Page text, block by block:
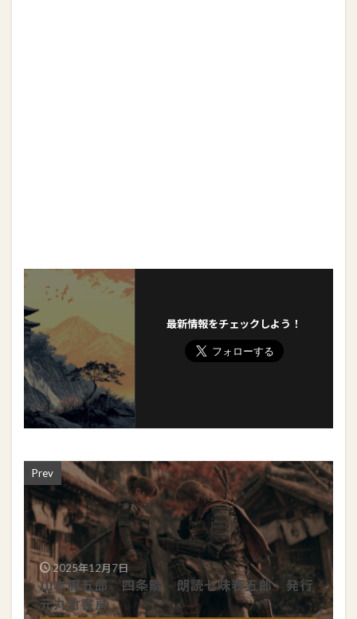
最新情報をチェックしよう！
Prev
2025年12月7日
山本周五郎 四条畷 朗読七味春五郎 発行
元丸竹書房